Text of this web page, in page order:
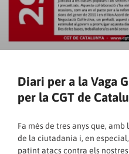
Diari per a la Vaga
per la CGT de
Fa més de tres anys que,
de la ciutadania i, en
patint atacs contra els